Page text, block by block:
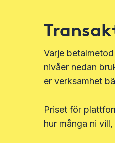
Varje
nivåer nedan
er verksamhet
Priset för
hur många ni